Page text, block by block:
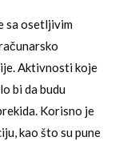
sa osetljivim
Aktivnosti koje
bi da budu
Korisno je
kao što su pune